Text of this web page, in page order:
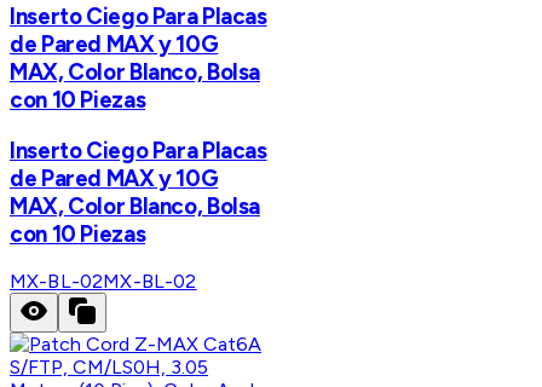
Inserto Ciego Para Placas
de Pared MAX y 10G
MAX, Color Blanco, Bolsa
con 10 Piezas
Inserto Ciego Para Placas
de Pared MAX y 10G
MAX, Color Blanco, Bolsa
con 10 Piezas
MX-BL-02MX-BL-02